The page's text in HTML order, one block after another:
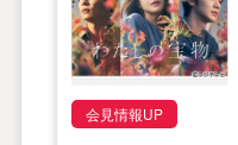
会見情報UP